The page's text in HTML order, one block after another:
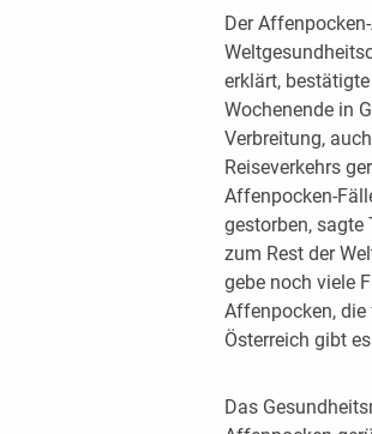
Der
erklärt,
Wochenende in
Verbreitung,
Reiseverkehrs
Affenpocken-
gestorben, sagte
zum Rest der
gebe noch viele
Affenpocken,
Österreich gibt
Das